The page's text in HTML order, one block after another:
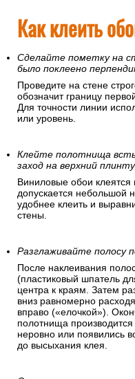
Как клеить
Сделайте пометку на
было поклеено
Проведите на стене
обозначит границу
Для точности линии
или уровень.
Клейте полотнища
заход на верхний
Виниловые обои клеятся
допускается небольшой
удобнее клеить и
стены.
Разглаживайте полосу
После наклеивания
(пластиковый шпатель
центра к краям. Затем
вниз равномерно
вправо («елочкой»).
полотнища
неровно или появились
до высыхания клея.